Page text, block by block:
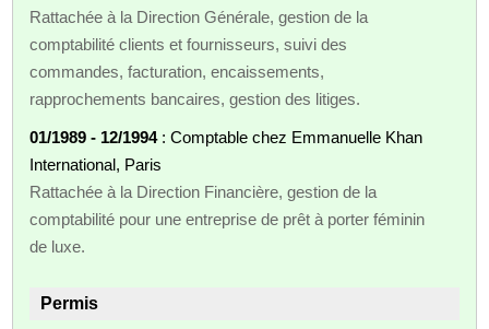
Rattachée à la Direction Générale, gestion de la
comptabilité clients et fournisseurs, suivi des
commandes, facturation, encaissements,
rapprochements bancaires, gestion des litiges.
01/1989 - 12/1994: Comptable chez Emmanuelle Khan
International, Paris
Rattachée à la Direction Financière, gestion de la
comptabilité pour une entreprise de prêt à porter féminin
de luxe.
Permis